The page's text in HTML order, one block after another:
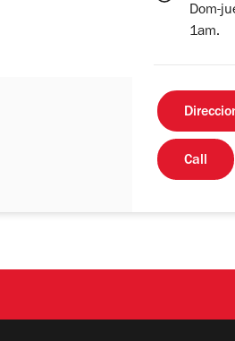
Dom-
1am.
Call